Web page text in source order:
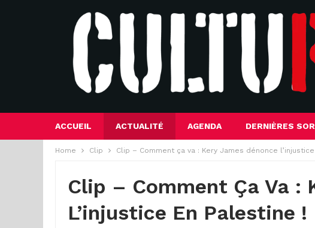
ACCUEIL ACTUALITÉ AGENDA DERNIÈRES
Home Clip Clip – Comment ça va : Kery James dénonce
Clip – Comment Ça Va :
L’injustice En Palestine !